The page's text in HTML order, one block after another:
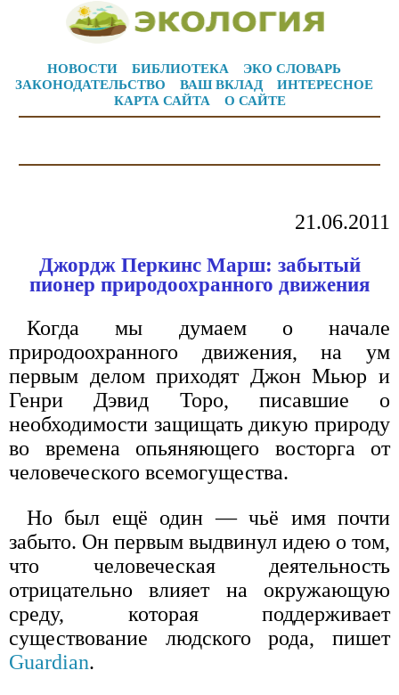
НОВОСТИ БИБЛИОТЕКА
ЭКО СЛОВАРЬ
ЗАКОНОДАТЕЛЬСТВО
ВАШ ВКЛАД
ИНТЕРЕСНОЕ
КАРТА САЙТА
О САЙТЕ
21.06.2011
Джордж Перкинс Марш: забытый
пионер природоохранного движения
Когда мы думаем о начале
природоохранного движения, на ум
первым делом приходят Джон Мьюр и
Генри Дэвид Торо, писавшие о
необходимости защищать дикую природу
во времена опьяняющего восторга от
человеческого всемогущества.
Но был ещё один — чьё имя почти
забыто. Он первым выдвинул идею о том,
что человеческая деятельность
отрицательно влияет на окружающую
среду, которая поддерживает
существование людского рода, пишет
Guardian.